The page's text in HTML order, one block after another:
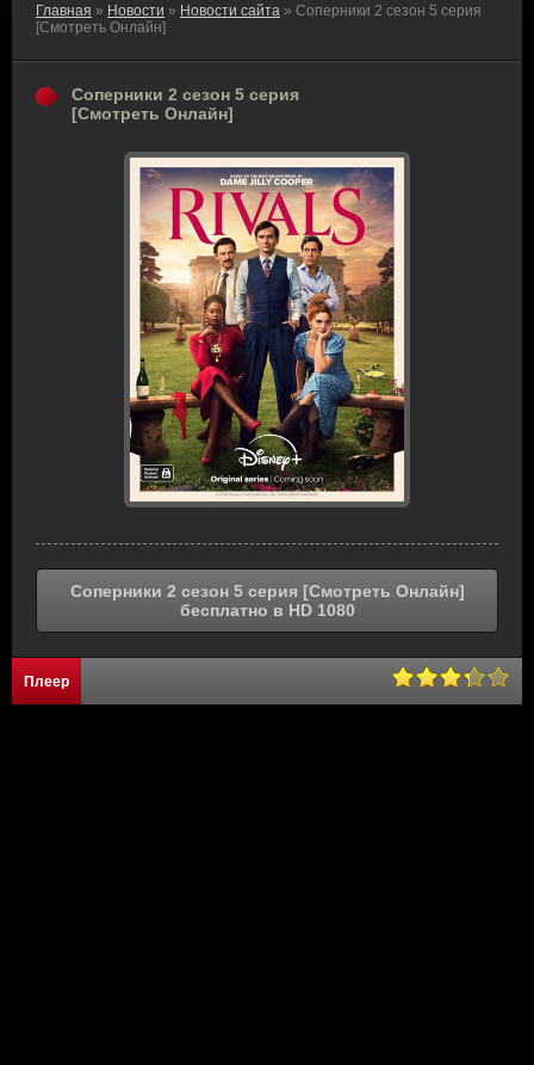
Главная » Новости » Новости сайта » Соперники 2 сезон 5 серия
[Смотреть Онлайн]
Соперники 2 сезон 5 серия
[Смотреть Онлайн]
Соперники 2 сезон 5 серия [Смотреть Онлайн]
бесплатно в HD 1080
Плеер